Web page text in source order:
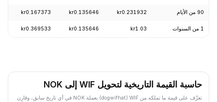
90 من الأيام kr0.231932
kr0.135646
kr0.167373
1 من السنوات kr1.03
kr0.135646
kr0.369533
حاسبة القيمة التاريخية لتحويل WIF إلى NOK
تعرَّف على قيمة ما تملكه من WIF ‏(dogwifhat) بعملة NOK في أي تاريخ سابق، وقارِن